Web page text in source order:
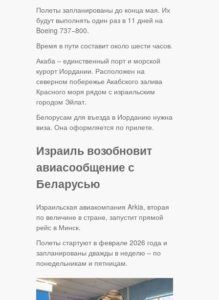
Полеты запланированы до конца мая. Их
будут выполнять один раз в 11 дней на
Boeing 737−800.
Время в пути составит около шести часов.
Акаба – единственный порт и морской
курорт Иордании. Расположен на
северном побережье Акабского залива
Красного моря рядом с израильским
городом Эйлат.
Белорусам для въезда в Иорданию нужна
виза. Она оформляется по прилете.
Израиль возобновит
авиасообщение с
Беларусью
Израильская авиакомпания Arkia, вторая
по величине в стране, запустит прямой
рейс в Минск.
Полеты стартуют в феврале 2026 года и
запланированы дважды в неделю – по
понедельникам и пятницам.